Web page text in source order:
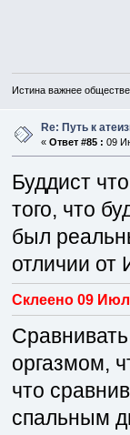
Истина важнее
Re: Путь к
« Ответ #85 : 09
Буддист
того, что
был
отличии от
Склеено 09
оргазмом,
что
спальным